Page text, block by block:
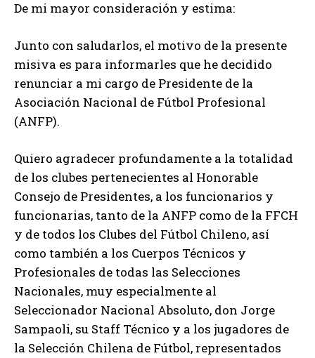
De mi mayor consideración y estima:
Junto con saludarlos, el motivo de la presente
misiva es para informarles que he decidido
renunciar a mi cargo de Presidente de la
Asociación Nacional de Fútbol Profesional
(ANFP).
Quiero agradecer profundamente a la totalidad
de los clubes pertenecientes al Honorable
Consejo de Presidentes, a los funcionarios y
funcionarias, tanto de la ANFP como de la FFCH
y de todos los Clubes del Fútbol Chileno, así
como también a los Cuerpos Técnicos y
Profesionales de todas las Selecciones
Nacionales, muy especialmente al
Seleccionador Nacional Absoluto, don Jorge
Sampaoli, su Staff Técnico y a los jugadores de
la Selección Chilena de Fútbol, representados